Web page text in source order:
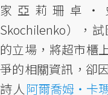
家亞莉珊卓・
Skochilenko），
的立場，將超市櫃
爭的相關資訊，卻
詩人 阿爾喬姆・卡